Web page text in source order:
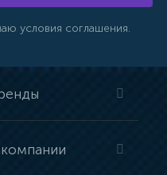
условия соглашения.